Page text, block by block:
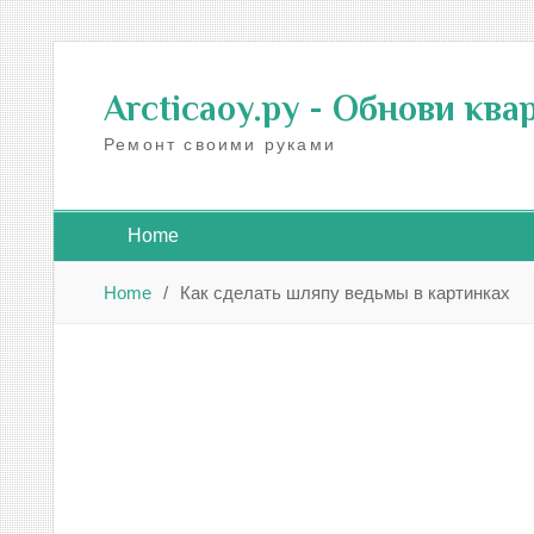
Skip
to
contentArcticaoy.ру - Обнови
Ремонт своими руками
Home
Home Как сделать шляпу ведьмы в картинках